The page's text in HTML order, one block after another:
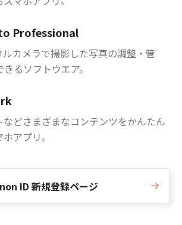
Professional
カメラで撮影した写真の調整・管
るソフトウエア。
どさまざまなコンテンツをかんたん
アプリ。
ID 新規登録ページ